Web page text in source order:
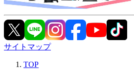
サイトマップ
TOP